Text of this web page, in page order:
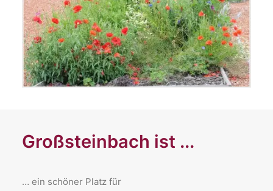
Großsteinbach ist ...
… ein schöner Platz für